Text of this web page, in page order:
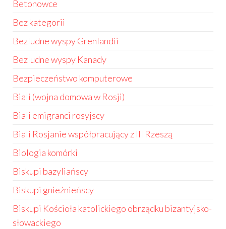
Betonowce
Bez kategorii
Bezludne wyspy Grenlandii
Bezludne wyspy Kanady
Bezpieczeństwo komputerowe
Biali (wojna domowa w Rosji)
Biali emigranci rosyjscy
Biali Rosjanie współpracujący z III Rzeszą
Biologia komórki
Biskupi bazyliańscy
Biskupi gnieźnieńscy
Biskupi Kościoła katolickiego obrządku bizantyjsko-
słowackiego